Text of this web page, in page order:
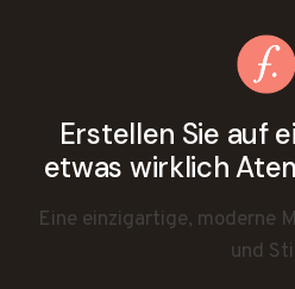
Erstellen Sie auf
etwas wirklich
Eine einzigartige, moderne
und